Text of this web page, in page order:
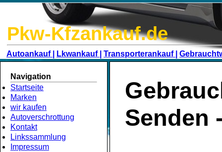
Pkw-Kfzankauf.de
Autoankauf | Lkwankauf | Transporterankauf |
Navigation
Startseite
Marken
wir kaufen
Autoverschrottung
Kontakt
Linkssammlung
Impressum
Senden